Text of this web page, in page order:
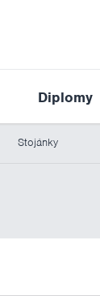
Diplomy
Stojánky